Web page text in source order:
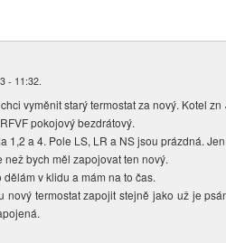
- 11:32
vyměnit starý termostat za nový. Kotel
pokojový bezdrátový.
1,2 a 4. Pole LS, LR a NS jsou prázdná.
bych měl zapojovat ten nový.
v klidu a mám na to čas.
nový termostat zapojit stejně jako už je